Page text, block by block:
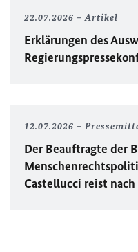
22.07.2026 Artikel
Erklärungen des
12.07.2026
Der Beauftragte der
Castellucci reist